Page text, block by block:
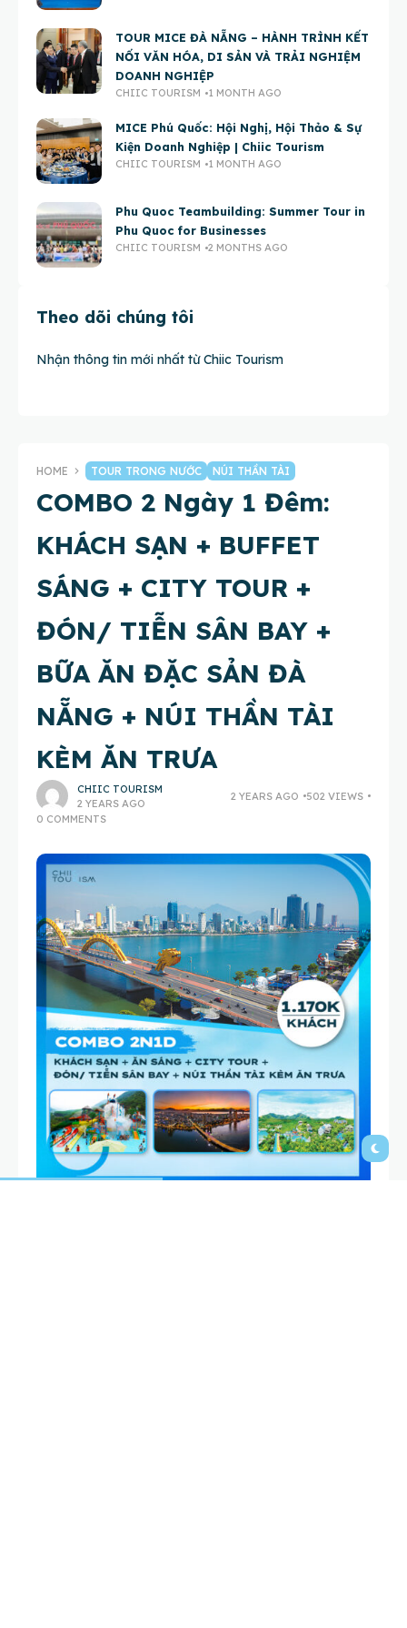
TOUR MICE ĐÀ NẴNG – HÀNH TRÌNH KẾT
NỐI VĂN HÓA, DI SẢN VÀ TRẢI NGHIỆM
DOANH NGHIỆP
CHIIC TOURISM 1 MONTH AGO
MICE Phú Quốc: Hội Nghị, Hội Thảo & Sự
Kiện Doanh Nghiệp | Chiic Tourism
CHIIC TOURISM 1 MONTH AGO
Phu Quoc Teambuilding: Summer Tour in
Phu Quoc for Businesses
CHIIC TOURISM 2 MONTHS AGO
Theo dõi chúng tôi
Nhận thông tin mới nhất từ Chiic Tourism
HOME TOUR TRONG NƯỚC NÚI THẦN TÀI
COMBO 2 Ngày 1 Đêm:
KHÁCH SẠN + BUFFET
SÁNG + CITY TOUR +
ĐÓN/ TIỄN SÂN BAY +
BỮA ĂN ĐẶC SẢN ĐÀ
NẴNG + NÚI THẦN TÀI
KÈM ĂN TRƯA
CHIIC TOURISM
2 YEARS AGO
2 YEARS AGO
502 VIEWS
0 COMMENTS